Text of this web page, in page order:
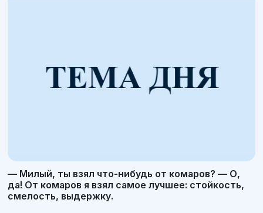
— Милый, ты взял что-нибудь от комаров? — О,
да! От комаров я взял самое лучшее: стойкость,
смелость, выдержку.